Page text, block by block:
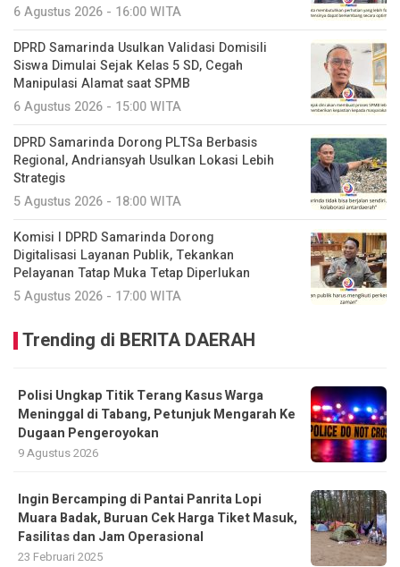
6 Agustus 2026 - 16:00 WITA
DPRD Samarinda Usulkan Validasi Domisili
Siswa Dimulai Sejak Kelas 5 SD, Cegah
Manipulasi Alamat saat SPMB
6 Agustus 2026 - 15:00 WITA
DPRD Samarinda Dorong PLTSa Berbasis
Regional, Andriansyah Usulkan Lokasi Lebih
Strategis
5 Agustus 2026 - 18:00 WITA
Komisi I DPRD Samarinda Dorong
Digitalisasi Layanan Publik, Tekankan
Pelayanan Tatap Muka Tetap Diperlukan
5 Agustus 2026 - 17:00 WITA
Trending di BERITA DAERAH
Polisi Ungkap Titik Terang Kasus Warga
Meninggal di Tabang, Petunjuk Mengarah Ke
Dugaan Pengeroyokan
9 Agustus 2026
Ingin Bercamping di Pantai Panrita Lopi
Muara Badak, Buruan Cek Harga Tiket Masuk,
Fasilitas dan Jam Operasional
23 Februari 2025